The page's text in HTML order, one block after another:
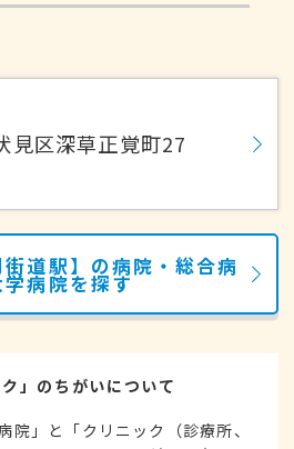
見区深草正覚町27
街道駅】の病院・総合病
病院を探す
」のちがいについて
院」と「クリニック（診療所、